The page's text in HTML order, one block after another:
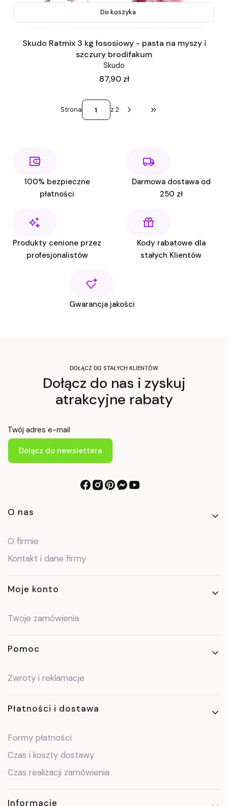
Do koszyka
Skudo Ratmix 3 kg łososiowy - pasta na myszy i
szczury brodifakum
Skudo
Cena
87,90 zł
Strona z 2 Przejdź do ostatniej
100% bezpieczne
płatności
Darmowa dostawa od
250 zł
Produkty cenione przez
profesjonalistów
Kody rabatowe dla
stałych Klientów
Gwarancja jakości
DOŁĄCZ DO STAŁYCH KLIENTÓW
Dołącz do nas i zyskuj
atrakcyjne rabaty
Twój adres e-mail
Dołącz do newslettera
Linki w stopce
O nas
O firmie
Kontakt i dane firmy
Moje konto
Twoje zamówienia
Pomoc
Zwroty i reklamacje
Płatności i dostawa
Formy płatności
Czas i koszty dostawy
Czas realizacji zamówienia
Informacje